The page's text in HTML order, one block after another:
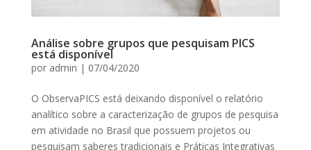
Análise sobre grupos que pesquisam PICS
está disponível
por admin | 07/04/2020
O ObservaPICS está deixando disponível o relatório
analítico sobre a caracterização de grupos de pesquisa
em atividade no Brasil que possuem projetos ou
pesquisam saberes tradicionais e Práticas Integrativas